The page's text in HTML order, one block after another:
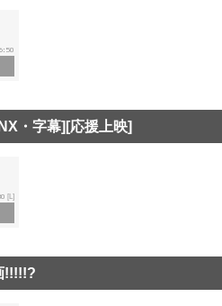
・字幕][応援上映]
[L]
!!!!!?